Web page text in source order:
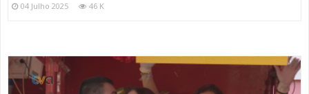
04 Julho 2025 46 K